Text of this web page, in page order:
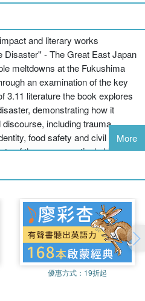
and literary works
Disaster'' - The Great East Japan
meltdowns at the Fukushima
an examination of the key
3.11 literature the book explores
demonstrating how it
including trauma
food safety and civil society.
of these perspectival shifts in
of Japanese identity in the
cultural productions explored
and demonstrate how
our individual and shared
present moment. Contributing to
of the post-disaster climate
new perspectives through literary
to scholars and students of
Studies, Environmental
Transcultural Studies"--
More
優惠方式： 19折起